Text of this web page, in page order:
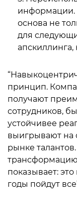
информации.
основа не
для
апскиллинга,
принцип.
получают
сотрудников,
устойчивее
выигрывают на
рынке
показывает:
годы пойдут